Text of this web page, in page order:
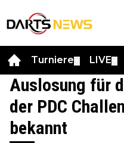
Turniere LIVE
Auslosung für
der PDC
bekannt